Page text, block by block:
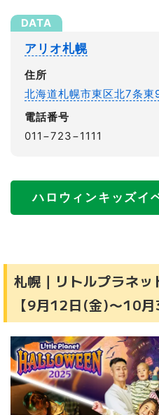
アリオ札幌
住所
北海道札幌市東区北7条
電話番号
011−723−1111
ハロウィンキッズイ
札幌｜リトルプラネ
【9月12日(金)〜10月